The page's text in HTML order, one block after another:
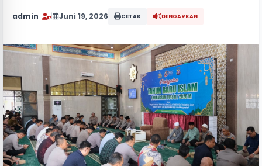
admin Juni 19, 2026 CETAK DENGARKAN